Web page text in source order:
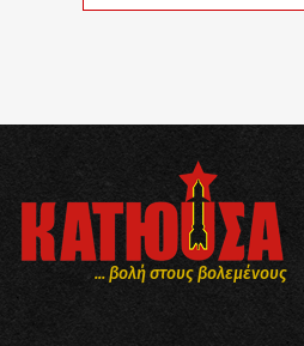
... βολή στους βολεμένους